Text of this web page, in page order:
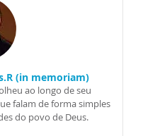
(in memoriam)
ao longo de seu
falam de forma simples
do povo de Deus.